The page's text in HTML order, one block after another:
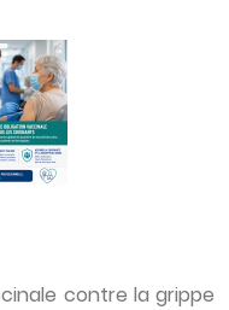
contre la grippe